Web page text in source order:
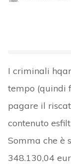
I criminali
tempo (quindi
pagare il
contenuto
Somma che è
348.130,04